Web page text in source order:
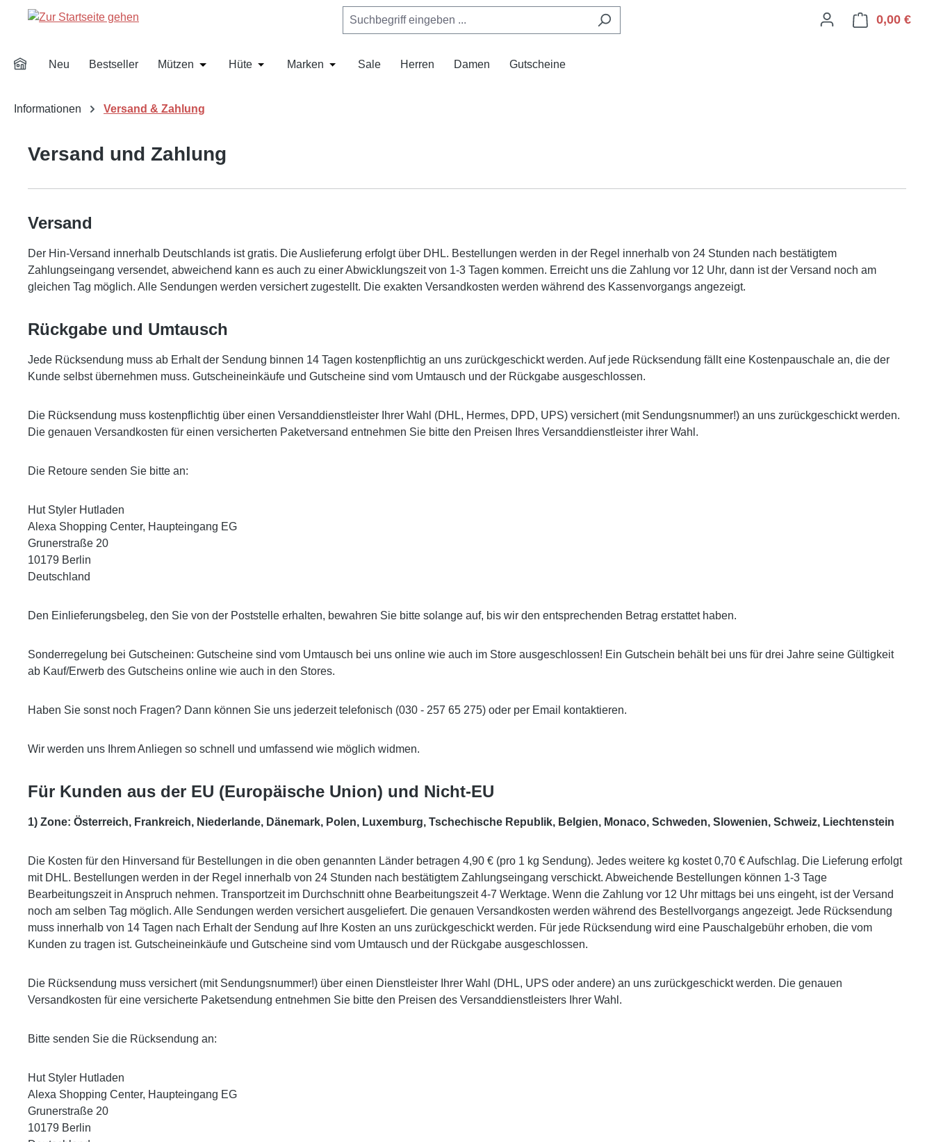
Hauptinhalt springen
Zur Suche springen
Zur Hauptnavigation springen 0,00 €
Neu Bestseller Mützen Öffne oder Schließe das Dropdown der Kategorie Mützen
Hüte Öffne oder Schließe das Dropdown der Kategorie Hüte
Marken Öffne oder Schließe das Dropdown der Kategorie Marken
Sale Herren Damen Gutscheine
Informationen Versand & Zahlung
Versand und Zahlung
Versand
Der Hin-Versand innerhalb Deutschlands ist gratis. Die Auslieferung erfolgt über DHL. Bestellungen werden in der Regel innerhalb von 24 Stunden nach bestätigtem
Zahlungseingang versendet, abweichend kann es auch zu einer Abwicklungszeit von 1-3 Tagen kommen. Erreicht uns die Zahlung vor 12 Uhr, dann ist der Versand noch am
gleichen Tag möglich. Alle Sendungen werden versichert zugestellt. Die exakten Versandkosten werden während des Kassenvorgangs angezeigt.
Rückgabe und Umtausch
Jede Rücksendung muss ab Erhalt der Sendung binnen 14 Tagen kostenpflichtig an uns zurückgeschickt werden. Auf jede Rücksendung fällt eine Kostenpauschale an, die der
Kunde selbst übernehmen muss. Gutscheineinkäufe und Gutscheine sind vom Umtausch und der Rückgabe ausgeschlossen.
Die Rücksendung muss kostenpflichtig über einen Versanddienstleister Ihrer Wahl (DHL, Hermes, DPD, UPS) versichert (mit Sendungsnummer!) an uns zurückgeschickt werden.
Die genauen Versandkosten für einen versicherten Paketversand entnehmen Sie bitte den Preisen Ihres Versanddienstleister ihrer Wahl.
Die Retoure senden Sie bitte an:
Hut Styler Hutladen
Alexa Shopping Center, Haupteingang EG
Grunerstraße 20
10179 Berlin
Deutschland
Den Einlieferungsbeleg, den Sie von der Poststelle erhalten, bewahren Sie bitte solange auf, bis wir den entsprechenden Betrag erstattet haben.
Sonderregelung bei Gutscheinen: Gutscheine sind vom Umtausch bei uns online wie auch im Store ausgeschlossen! Ein Gutschein behält bei uns für drei Jahre seine Gültigkeit
ab Kauf/Erwerb des Gutscheins online wie auch in den Stores.
Haben Sie sonst noch Fragen? Dann können Sie uns jederzeit telefonisch (030 - 257 65 275) oder per Email kontaktieren.
Wir werden uns Ihrem Anliegen so schnell und umfassend wie möglich widmen.
Für Kunden aus der EU (Europäische Union) und Nicht-EU
1) Zone: Österreich, Frankreich, Niederlande, Dänemark, Polen, Luxemburg, Tschechische Republik, Belgien, Monaco, Schweden, Slowenien, Schweiz, Liechtenstein
Die Kosten für den Hinversand für Bestellungen in die oben genannten Länder betragen 4,90 € (pro 1 kg Sendung). Jedes weitere kg kostet 0,70 € Aufschlag. Die Lieferung erfolgt
mit DHL. Bestellungen werden in der Regel innerhalb von 24 Stunden nach bestätigtem Zahlungseingang verschickt. Abweichende Bestellungen können 1-3 Tage
Bearbeitungszeit in Anspruch nehmen. Transportzeit im Durchschnitt ohne Bearbeitungszeit 4-7 Werktage. Wenn die Zahlung vor 12 Uhr mittags bei uns eingeht, ist der Versand
noch am selben Tag möglich. Alle Sendungen werden versichert ausgeliefert. Die genauen Versandkosten werden während des Bestellvorgangs angezeigt. Jede Rücksendung
muss innerhalb von 14 Tagen nach Erhalt der Sendung auf Ihre Kosten an uns zurückgeschickt werden. Für jede Rücksendung wird eine Pauschalgebühr erhoben, die vom
Kunden zu tragen ist. Gutscheineinkäufe und Gutscheine sind vom Umtausch und der Rückgabe ausgeschlossen.
Die Rücksendung muss versichert (mit Sendungsnummer!) über einen Dienstleister Ihrer Wahl (DHL, UPS oder andere) an uns zurückgeschickt werden. Die genauen
Versandkosten für eine versicherte Paketsendung entnehmen Sie bitte den Preisen des Versanddienstleisters Ihrer Wahl.
Bitte senden Sie die Rücksendung an:
Hut Styler Hutladen
Alexa Shopping Center, Haupteingang EG
Grunerstraße 20
10179 Berlin